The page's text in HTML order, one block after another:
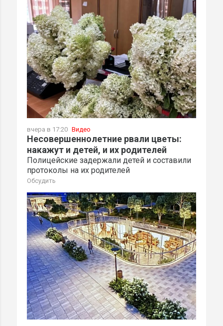
вчера в 17:20 Видео
Несовершеннолетние рвали цветы:
накажут и детей, и их родителей
Полицейские задержали детей и составили
протоколы на их родителей
Обсудить